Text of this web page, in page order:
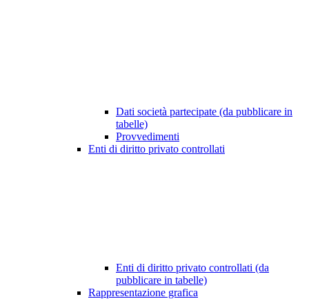
Dati società partecipate (da pubblicare in
tabelle)
Provvedimenti
Enti di diritto privato controllati
Enti di diritto privato controllati (da
pubblicare in tabelle)
Rappresentazione grafica